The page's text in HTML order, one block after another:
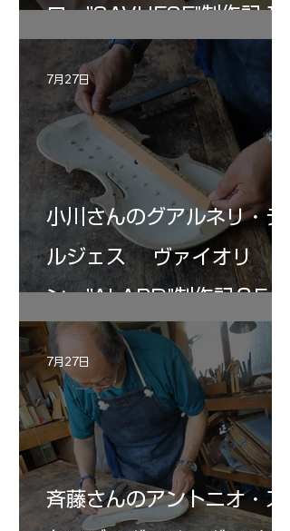
ロ ”SAVUESE"制作記１2
小川さんのグアルネリ・デ
ルジェス ヴァイオリ
ン ”ALARD"制作記３5
7月27日
斉藤さんのアントニオ・ス
7月27日